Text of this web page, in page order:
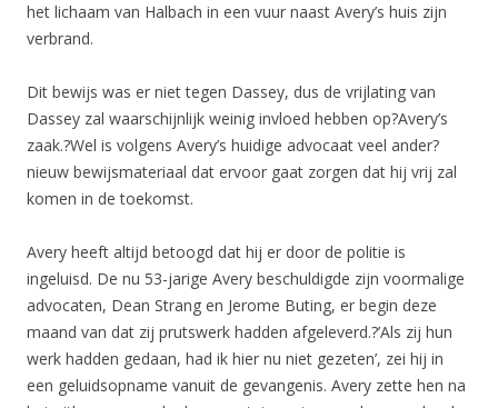
het lichaam van Halbach in een vuur naast Avery’s huis zijn
verbrand.
Dit bewijs was er niet tegen Dassey, dus de vrijlating van
Dassey zal waarschijnlijk weinig invloed hebben op?Avery’s
zaak.?Wel is volgens Avery’s huidige advocaat veel ander?
nieuw bewijsmateriaal dat ervoor gaat zorgen dat hij vrij zal
komen in de toekomst.
Avery heeft altijd betoogd dat hij er door de politie is
ingeluisd. De nu 53-jarige Avery beschuldigde zijn voormalige
advocaten, Dean Strang en Jerome Buting, er begin deze
maand van dat zij prutswerk hadden afgeleverd.?’Als zij hun
werk hadden gedaan, had ik hier nu niet gezeten’, zei hij in
een geluidsopname vanuit de gevangenis. Avery zette hen na